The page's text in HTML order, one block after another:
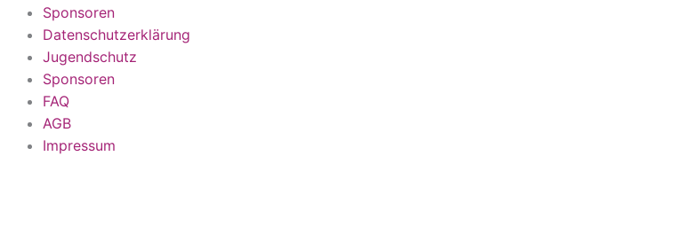
Sponsoren
Datenschutzerklärung
Jugendschutz
Sponsoren
FAQ
AGB
Impressum